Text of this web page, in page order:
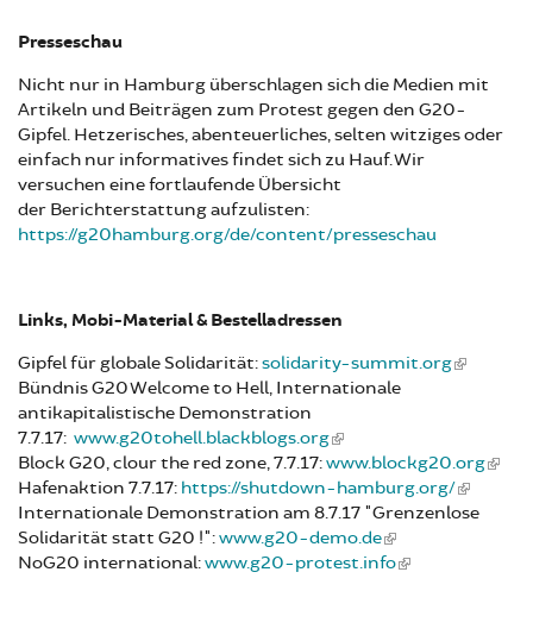
Presseschau
Nicht nur in Hamburg überschlagen sich die Medien mit
Artikeln und Beiträgen zum Protest gegen den G20-
Gipfel. Hetzerisches, abenteuerliches, selten witziges oder
einfach nur informatives findet sich zu Hauf. Wir
versuchen eine fortlaufende Übersicht
der Berichterstattung aufzulisten:
https://g20hamburg.org/de/content/presseschau
Links, Mobi-Material & Bestelladressen
Gipfel für globale Solidarität:solidarity-summit.org
Bündnis G20 Welcome to Hell, Internationale
antikapitalistische Demonstration
7.7.17: www.g20tohell.blackblogs.org
Block G20, clour the red zone, 7.7.17:www.blockg20.org
Hafenaktion 7.7.17: https://shutdown-hamburg.org/
Internationale Demonstration am 8.7.17 "Grenzenlose
Solidarität statt G20 !":www.g20-demo.de
​​​​​​​NoG20 international:www.g20-protest.info